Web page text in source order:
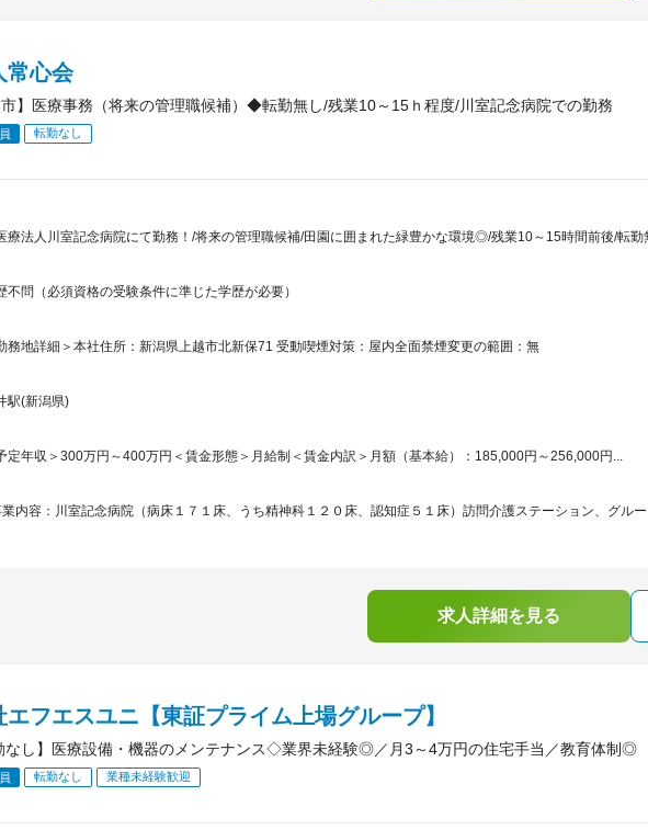
常心会
市】医療事務（将来の管理職候補）◆転勤無し/残業10～15ｈ程度/川室記念病院での勤務
転勤なし
療法人川室記念病院にて勤務！/将来の管理職候補/田園に囲まれた緑豊かな環境◎/残業10～15時間前後/転勤
不問（必須資格の受験条件に準じた学歴が必要）
務地詳細＞本社住所：新潟県上越市北新保71 受動喫煙対策：屋内全面禁煙変更の範囲：無
駅(新潟県)
定年収＞300万円～400万円＜賃金形態＞月給制＜賃金内訳＞月額（基本給）：185,000円～256,000円...
内容：川室記念病院（病床１７１床、うち精神科１２０床、認知症５１床）訪問介護ステーション、グル
求人詳細を見る
フエスユニ【東証プライム上場グループ】
なし】医療設備・機器のメンテナンス◇業界未経験◎／月3～4万円の住宅手当／教育体制◎
転勤なし 業種未経験歓迎